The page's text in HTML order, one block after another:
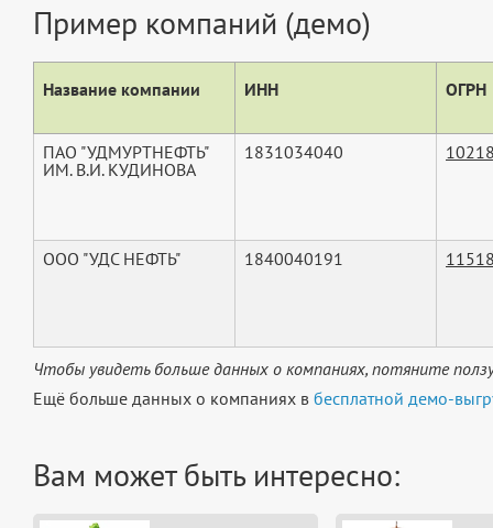
Пример компаний (демо)
Название компании ИНН ОГРН
ПАО "УДМУРТНЕФТЬ"
ИМ. В.И. КУДИНОВА
1831034040
ООО "УДС НЕФТЬ" 1840040191
Чтобы увидеть больше данных о компаниях, потяните
Ещё больше данных о компаниях в бесплатной демо-
Вам может быть интересно: